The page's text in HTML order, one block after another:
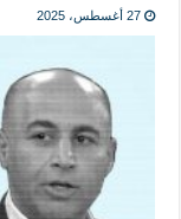
27 أغسطس، 2025